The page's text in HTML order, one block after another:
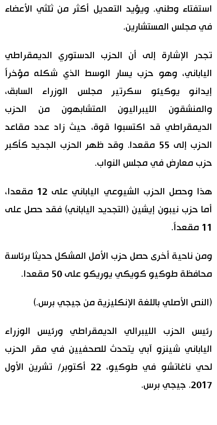
استفتاء وطني. ويؤيد التعديل أكثر من ثلثي الأعضاء
في مجلس المستشارين.
تجدر الإشارة إلى أن الحزب الدستوري الديمقراطي
الياباني، وهو حزب يسار الوسط الذي شكله مؤخراً
إيدانو يوكيئو سكرتير مجلس الوزراء السابق،
والمنشقون الليبراليون المتشابهون من الحزب
الديمقراطي قد اكتسبوا قوة، حيث زاد عدد مقاعد
الحزب إلى 55 مقعدا. وقد ظهر الحزب الجديد كأكبر
حزب معارض في مجلس النواب.
هذا وحصل الحزب الشيوعي الياباني على 12 مقعدا،
أما حزب نيبون إيشين (التجديد الياباني) فقد حصل على
11 مقعداً.
ومن ناحية أخرى حصل حزب الأمل المشكل حديثا برئاسة
محافظة طوكيو كويكي يوريكو على 50 مقعدا.
(النص الأصلي باللغة الإنكليزية من جيجي برس.)
رئيس الحزب الليبرالي الديمقراطي ورئيس الوزراء
الياباني شينزو آبي يتحدث للصحفيين في مقر الحزب
لحي ناغاتشو في طوكيو، 22 أكتوبر/ تشرين الأول
2017. جيجي برس.